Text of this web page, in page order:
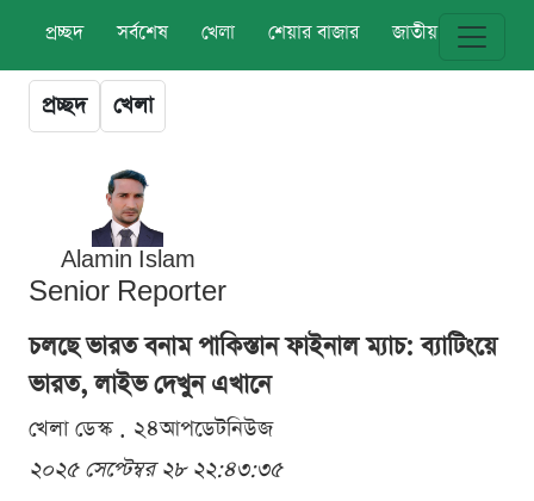
প্রচ্ছদ সর্বশেষ খেলা শেয়ার বাজার জাতীয় বিশ্ব
প্রচ্ছদ খেলা
Alamin Islam
Senior Reporter
চলছে ভারত বনাম পাকিস্তান ফাইনাল ম্যাচ: ব্যাটিংয়ে
ভারত, লাইভ দেখুন এখানে
খেলা ডেস্ক . ২৪আপডেটনিউজ
২০২৫ সেপ্টেম্বর ২৮ ২২:৪৩:৩৫